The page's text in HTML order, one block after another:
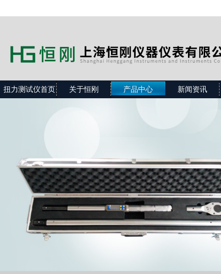
扭力测试仪首页 关于恒刚 产品中心 新闻资讯